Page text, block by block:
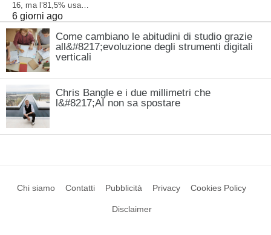
16, ma l’81,5% usa…
6 giorni ago
Come cambiano le abitudini di studio grazie
all&#8217;evoluzione degli strumenti digitali
verticali
Chris Bangle e i due millimetri che
l&#8217;AI non sa spostare
Chi siamo Contatti Pubblicità Privacy Cookies Policy
Disclaimer